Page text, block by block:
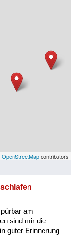
OpenStreetMapcontributors
am
sind mir die
guter Erinnerung